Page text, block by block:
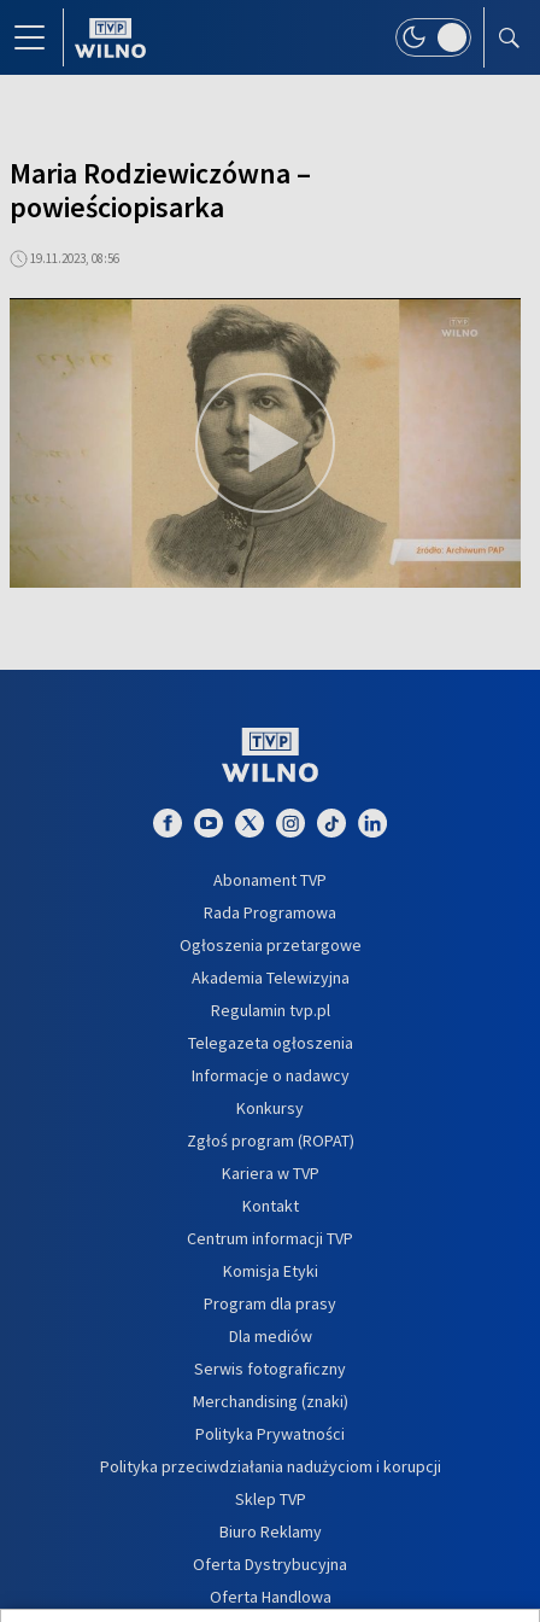
Maria Rodziewiczówna –
powieściopisarka
19.11.2023, 08:56
Abonament TVP
Rada Programowa
Ogłoszenia przetargowe
Akademia Telewizyjna
Regulamin tvp.pl
Telegazeta ogłoszenia
Informacje o nadawcy
Konkursy
Zgłoś program (ROPAT)
Kariera w TVP
Kontakt
Centrum informacji TVP
Komisja Etyki
Program dla prasy
Dla mediów
Serwis fotograficzny
Merchandising (znaki)
Polityka Prywatności
Polityka przeciwdziałania nadużyciom i korupcji
Sklep TVP
Biuro Reklamy
Oferta Dystrybucyjna
Oferta Handlowa